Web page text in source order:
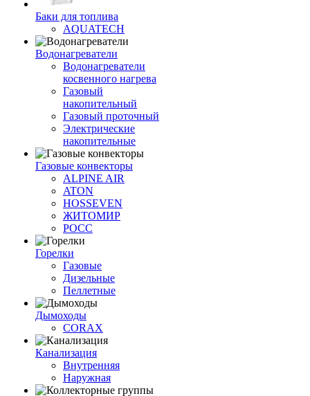
Баки для топлива
AQUATECH
Водонагреватели
Водонагреватели
косвенного нагрева
Газовый
накопительный
Газовый проточный
Электрические
накопительные
Газовые конвекторы
ALPINE AIR
ATON
HOSSEVEN
ЖИТОМИР
РОСС
Горелки
Газовые
Дизельные
Пеллетные
Дымоходы
CORAX
Канализация
Внутренняя
Наружная